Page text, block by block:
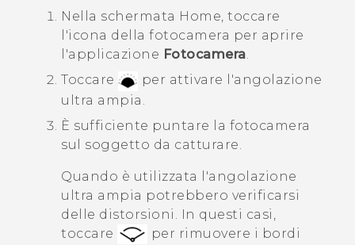
Nella schermata Home, toccare
l'icona della fotocamera per aprire
l'applicazione Fotocamera.
Toccare
per attivare l'angolazione
ultra ampia.
È sufficiente puntare la fotocamera
sul soggetto da catturare.
Quando è utilizzata l'angolazione
ultra ampia potrebbero verificarsi
delle distorsioni. In questi casi,
toccare
per rimuovere i bordi